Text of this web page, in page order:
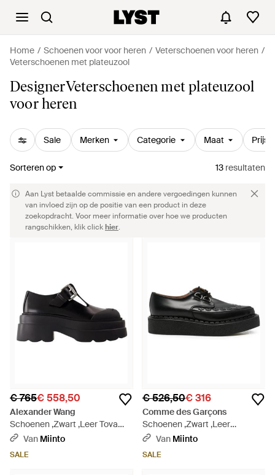
Home Schoenen voor voor heren
Veterschoenen voor heren
Veterschoenen met plateuzool
DesignerVeterschoenen met plateuzool
voor heren
Sale Merken Categorie Maat Prijs
Sorteren op 13 resultaten
Aan Lyst betaalde commissie en andere vergoedingen kunnen
van invloed zijn op de positie van een product in deze
zoekopdracht. Voor meer informatie over hoe we producten
rangschikken, klik clickhier.
€ 765€ 558,50
Alexander Wang
Schoenen ,Zwart ,Leer Tova
Mary Jane Platform - Zwart
Van Miinto
SALE
€ 526,50€ 316
Comme des Garçons
Schoenen ,Zwart ,Leer
Herenschoenen X George Cox
Van Miinto
SALE